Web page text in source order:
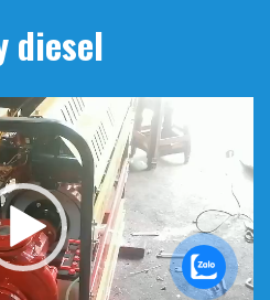
diesel